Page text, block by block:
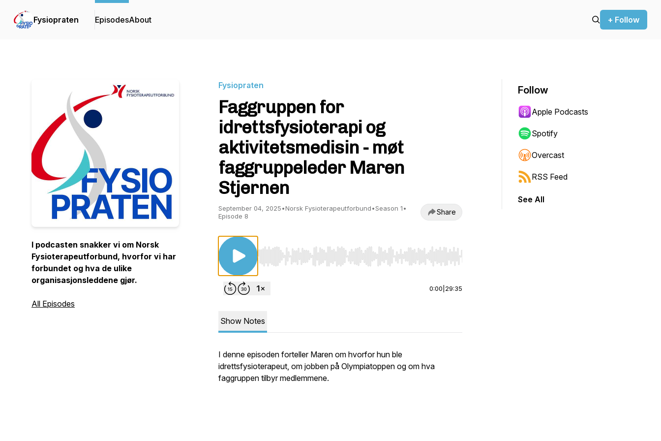
Fysiopraten EpisodesAbout + Follow
I podcasten snakker vi om Norsk
Fysioterapeutforbund, hvorfor vi har
forbundet og hva de ulike
organisasjonsleddene gjør.
All Episodes
Fysiopraten
Faggruppen for
idrettsfysioterapi og
aktivitetsmedisin - møt
faggruppeleder Maren
Stjernen
September 04, 2025•Norsk Fysioterapeutforbund•Season 1•
Episode 8
Share
Use Left/Right to seek, Home/End to jump to start or end. Hold shift to jump forward or backward.
0:00 29:35
Show Notes
I denne episoden forteller Maren om hvorfor hun ble
idrettsfysioterapeut, om jobben på Olympiatoppen og om hva
faggruppen tilbyr medlemmene.
Follow
Apple Podcasts
Spotify
Overcast
RSS Feed
See All